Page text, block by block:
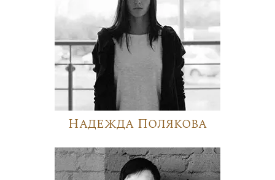
Надежда Полякова